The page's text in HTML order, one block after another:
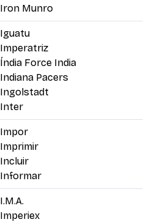
Iron Munro
Iguatu
Imperatriz
Índia Force India
Indiana Pacers
Ingolstadt
Inter
Impor
Imprimir
Incluir
Informar
I.M.A.
Imperiex